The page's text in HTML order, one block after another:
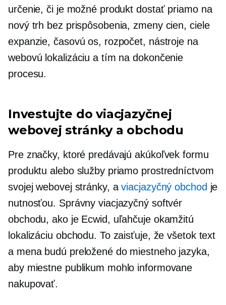
určenie, či je možné produkt dostať priamo na
nový trh bez prispôsobenia, zmeny cien, ciele
expanzie, časovú os, rozpočet, nástroje na
webovú lokalizáciu a tím na dokončenie
procesu.
Investujte do viacjazyčnej
webovej stránky a obchodu
Pre značky, ktoré predávajú akúkoľvek formu
produktu alebo služby priamo prostredníctvom
svojej webovej stránky, aviacjazyčný obchod je
nutnosťou. Správny viacjazyčný softvér
obchodu, ako je Ecwid, uľahčuje okamžitú
lokalizáciu obchodu. To zaisťuje, že všetok text
a mena budú preložené do miestneho jazyka,
aby miestne publikum mohlo informovane
nakupovať.